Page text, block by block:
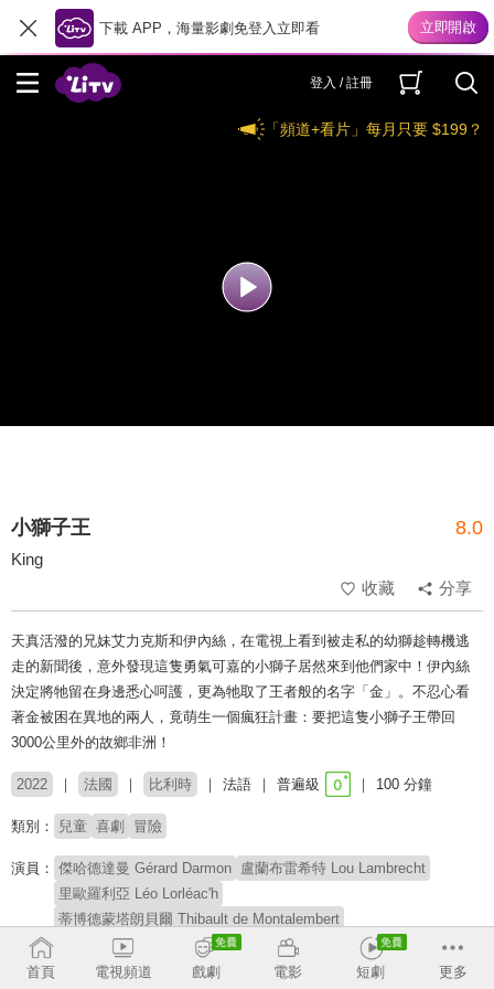
下載 APP，海量影劇免登入立即看
登入 / 註冊
「頻道+看片」每月只要 $199？
小獅子王 8.0
King
收藏
分享
天真活潑的兄妹艾力克斯和伊內絲，在電視上看到被走私的幼獅趁轉機逃
走的新聞後，意外發現這隻勇氣可嘉的小獅子居然來到他們家中！伊內絲
決定將牠留在身邊悉心呵護，更為牠取了王者般的名字「金」。不忍心看
著金被困在異地的兩人，竟萌生一個瘋狂計畫：要把這隻小獅子王帶回
3000公里外的故鄉非洲！
2022 法國 比利時 法語 普遍級 100 分鐘
類別： 兒童 喜劇 冒險
演員： 傑哈德達曼 Gérard Darmon 盧蘭布雷希特 Lou Lambrecht
里歐羅利亞 Léo Lorléac'h
蒂博德蒙塔朗貝爾 Thibault de Montalembert
克萊曼汀貝爾特 Clémentine Baert
阿圖斯 Artus
馬瑞斯布利韋 Marius Blivet
洛朗巴托 Laurent Bateau
首頁 電視頻道 戲劇 電影 短劇 更多